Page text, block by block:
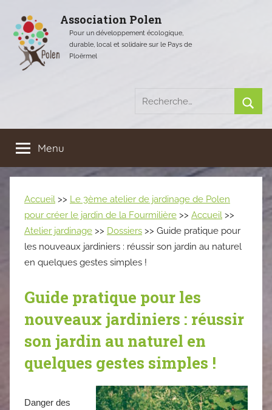
contenu
Association Polen
Pour un développement écologique,
durable, local et solidaire sur le Pays de
Ploërmel
Recherche
:
Menu
Accueil >> Le 3ème atelier de jardinage de Polen
pour créer le jardin de la Fourmilière >> Accueil >>
Atelier jardinage >> Dossiers >> Guide pratique pour
les nouveaux jardiniers : réussir son jardin au naturel
en quelques gestes simples !
Guide pratique pour les
nouveaux jardiniers : réussir
son jardin au naturel en
quelques gestes simples !
Danger des